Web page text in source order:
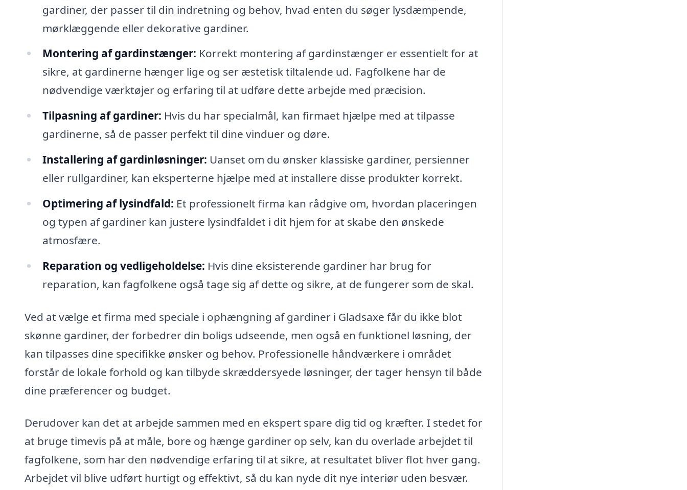
gardiner, der passer til din indretning og behov, hvad enten du søger lysdæmpende,
mørklæggende eller dekorative gardiner.
Montering af gardinstænger: Korrekt montering af gardinstænger er essentielt for at
sikre, at gardinerne hænger lige og ser æstetisk tiltalende ud. Fagfolkene har de
nødvendige værktøjer og erfaring til at udføre dette arbejde med præcision.
Tilpasning af gardiner: Hvis du har specialmål, kan firmaet hjælpe med at tilpasse
gardinerne, så de passer perfekt til dine vinduer og døre.
Installering af gardinløsninger: Uanset om du ønsker klassiske gardiner, persienner
eller rullgardiner, kan eksperterne hjælpe med at installere disse produkter korrekt.
Optimering af lysindfald: Et professionelt firma kan rådgive om, hvordan placeringen
og typen af gardiner kan justere lysindfaldet i dit hjem for at skabe den ønskede
atmosfære.
Reparation og vedligeholdelse: Hvis dine eksisterende gardiner har brug for
reparation, kan fagfolkene også tage sig af dette og sikre, at de fungerer som de skal.
Ved at vælge et firma med speciale i ophængning af gardiner i Gladsaxe får du ikke blot
skønne gardiner, der forbedrer din boligs udseende, men også en funktionel løsning, der
kan tilpasses dine specifikke ønsker og behov. Professionelle håndværkere i området
forstår de lokale forhold og kan tilbyde skræddersyede løsninger, der tager hensyn til både
dine præferencer og budget.
Derudover kan det at arbejde sammen med en ekspert spare dig tid og kræfter. I stedet for
at bruge timevis på at måle, bore og hænge gardiner op selv, kan du overlade arbejdet til
fagfolkene, som har den nødvendige erfaring til at sikre, at resultatet bliver flot hver gang.
Arbejdet vil blive udført hurtigt og effektivt, så du kan nyde dit nye interiør uden besvær.